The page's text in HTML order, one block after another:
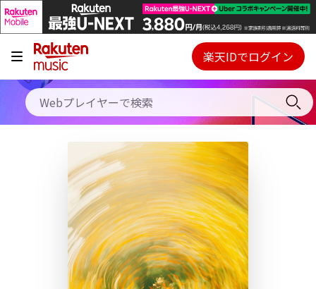
キャンペーン
料金プラン
使い方
初回30日間無料お試し
Webプレイヤー
ご契約内容の確認・変更
楽天IDでログイン